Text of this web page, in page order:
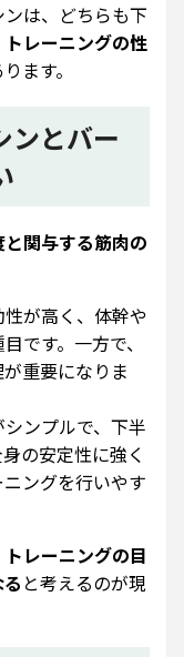
は、どちらも下
トレーニングの性
ます。
ンとバー
関与する筋肉の
が高く、体幹や
です。一方で、
重要になりま
ンプルで、下半
の安定性に強く
ングを行いやす
トレーニングの目
と考えるのが現